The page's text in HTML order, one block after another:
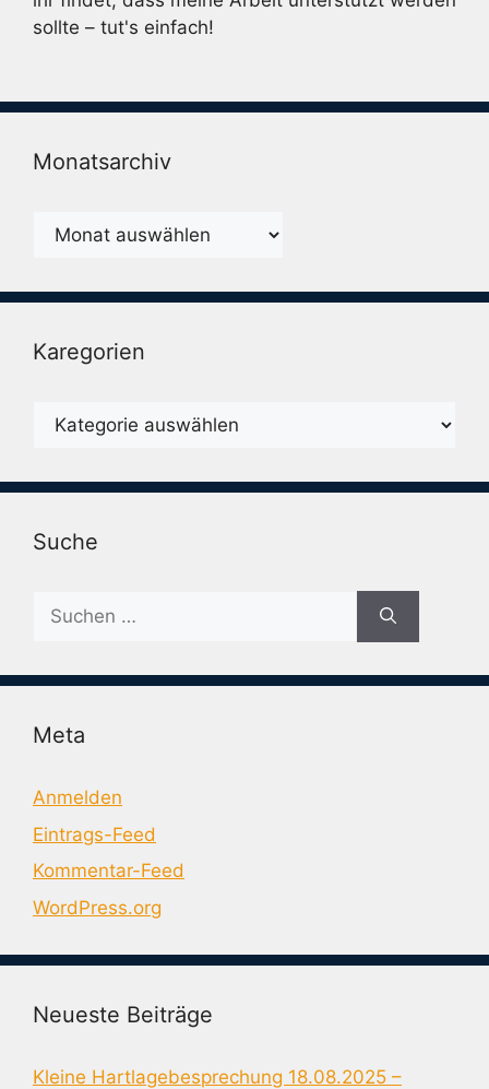
sollte – tut's einfach!
Monatsarchiv
Monatsarchiv
Karegorien
Karegorien
Suche
Suche
nach:
Meta
Anmelden
Eintrags-Feed
Kommentar-Feed
WordPress.org
Neueste Beiträge
Kleine Hartlagebesprechung 18.08.2025 –